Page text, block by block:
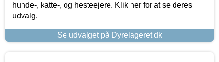
hunde-, katte-, og hesteejere. Klik her for at se deres
udvalg.
Se udvalget på Dyrelageret.dk